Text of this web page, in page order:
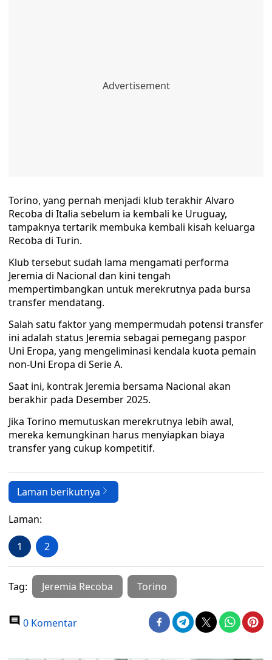
Torino, yang pernah menjadi klub terakhir Alvaro
Recoba di Italia sebelum ia kembali ke Uruguay,
tampaknya tertarik membuka kembali kisah keluarga
Recoba di Turin.
Klub tersebut sudah lama mengamati performa
Jeremia di Nacional dan kini tengah
mempertimbangkan untuk merekrutnya pada bursa
transfer mendatang.
Salah satu faktor yang mempermudah potensi transfer
ini adalah status Jeremia sebagai pemegang paspor
Uni Eropa, yang mengeliminasi kendala kuota pemain
non-Uni Eropa di Serie A.
Saat ini, kontrak Jeremia bersama Nacional akan
berakhir pada Desember 2025.
Jika Torino memutuskan merekrutnya lebih awal,
mereka kemungkinan harus menyiapkan biaya
transfer yang cukup kompetitif.
Laman berikutnya
Laman:
1 2
Tag: Jeremia Recoba Torino
0 Komentar